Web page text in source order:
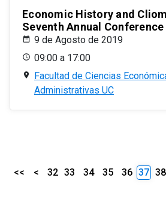
Economic History and
Seventh Annual Conference
9 de Agosto de 2019
09:00 a 17:00
Facultad de Ciencias
Administrativas UC
<< < 32 33 34 35 36 37 38